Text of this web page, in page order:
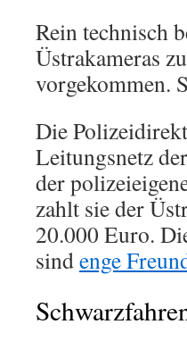
Rein technisch
Üstrakameras
vorgekommen.
Die
Leitungsnetz
der
zahlt sie der
20.000 Euro.
sindenge